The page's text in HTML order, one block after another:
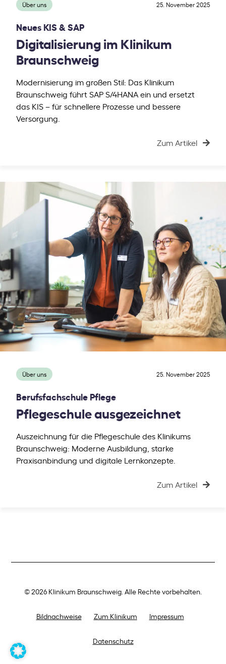
Über uns 25. November 2025
Neues KIS & SAP
Digitalisierung im Klinikum
Braunschweig
Modernisierung im großen Stil: Das Klinikum
Braunschweig führt SAP S/4HANA ein und ersetzt
das KIS – für schnellere Prozesse und bessere
Versorgung.
Zum Artikel
Über uns 25. November 2025
Berufsfachschule Pflege
Pflegeschule ausgezeichnet
Auszeichnung für die Pflegeschule des Klinikums
Braunschweig: Moderne Ausbildung, starke
Praxisanbindung und digitale Lernkonzepte.
Zum Artikel
© 2026 Klinikum Braunschweig. Alle Rechte vorbehalten.
Bildnachweise Zum Klinikum Impressum
Datenschutz